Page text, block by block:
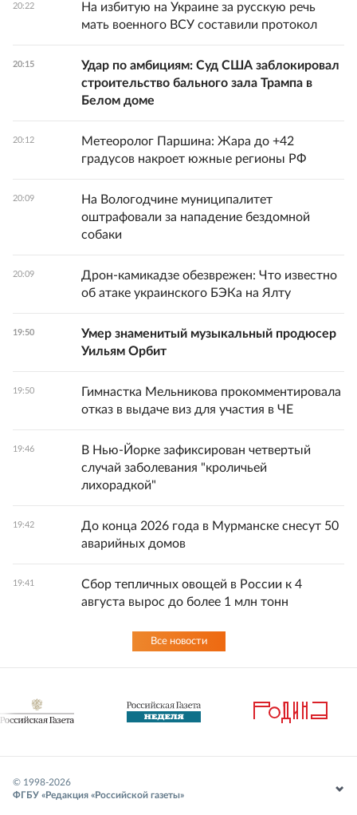
20:22
На избитую на Украине за русскую речь
мать военного ВСУ составили протокол
20:15
Удар по амбициям: Суд США заблокировал
строительство бального зала Трампа в
Белом доме
20:12
Метеоролог Паршина: Жара до +42
градусов накроет южные регионы РФ
20:09
На Вологодчине муниципалитет
оштрафовали за нападение бездомной
собаки
20:09
Дрон-камикадзе обезврежен: Что известно
об атаке украинского БЭКа на Ялту
19:50
Умер знаменитый музыкальный продюсер
Уильям Орбит
19:50
Гимнастка Мельникова прокомментировала
отказ в выдаче виз для участия в ЧЕ
19:46
В Нью-Йорке зафиксирован четвертый
случай заболевания "кроличьей
лихорадкой"
19:42
До конца 2026 года в Мурманске снесут 50
аварийных домов
19:41
Сбор тепличных овощей в России к 4
августа вырос до более 1 млн тонн
Все новости
© 1998-2026
ФГБУ «Редакция «Российской газеты»